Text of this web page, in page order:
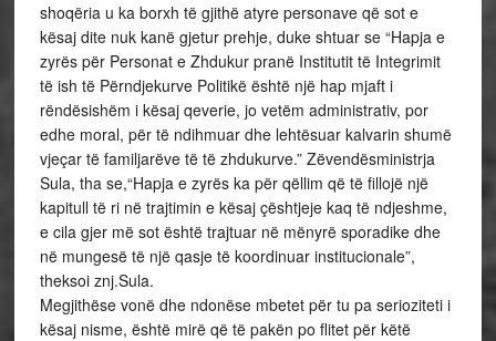
shoqëria u ka borxh të gjithë atyre personave që sot e
kësaj dite nuk kanë gjetur prehje, duke shtuar se “Hapja e
zyrës për Personat e Zhdukur pranë Institutit të Integrimit
të ish të Përndjekurve Politikë është një hap mjaft i
rëndësishëm i kësaj qeverie, jo vetëm administrativ, por
edhe moral, për të ndihmuar dhe lehtësuar kalvarin shumë
vjeçar të familjarëve të të zhdukurve.” Zëvendësministrja
Sula, tha se,“Hapja e zyrës ka për qëllim që të fillojë një
kapitull të ri në trajtimin e kësaj çështjeje kaq të ndjeshme,
e cila gjer më sot është trajtuar në mënyrë sporadike dhe
në mungesë të një qasje të koordinuar institucionale”,
theksoi znj.Sula.
Megjithëse vonë dhe ndonëse mbetet për tu pa serioziteti i
kësaj nisme, është mirë që të pakën po flitet për këtë